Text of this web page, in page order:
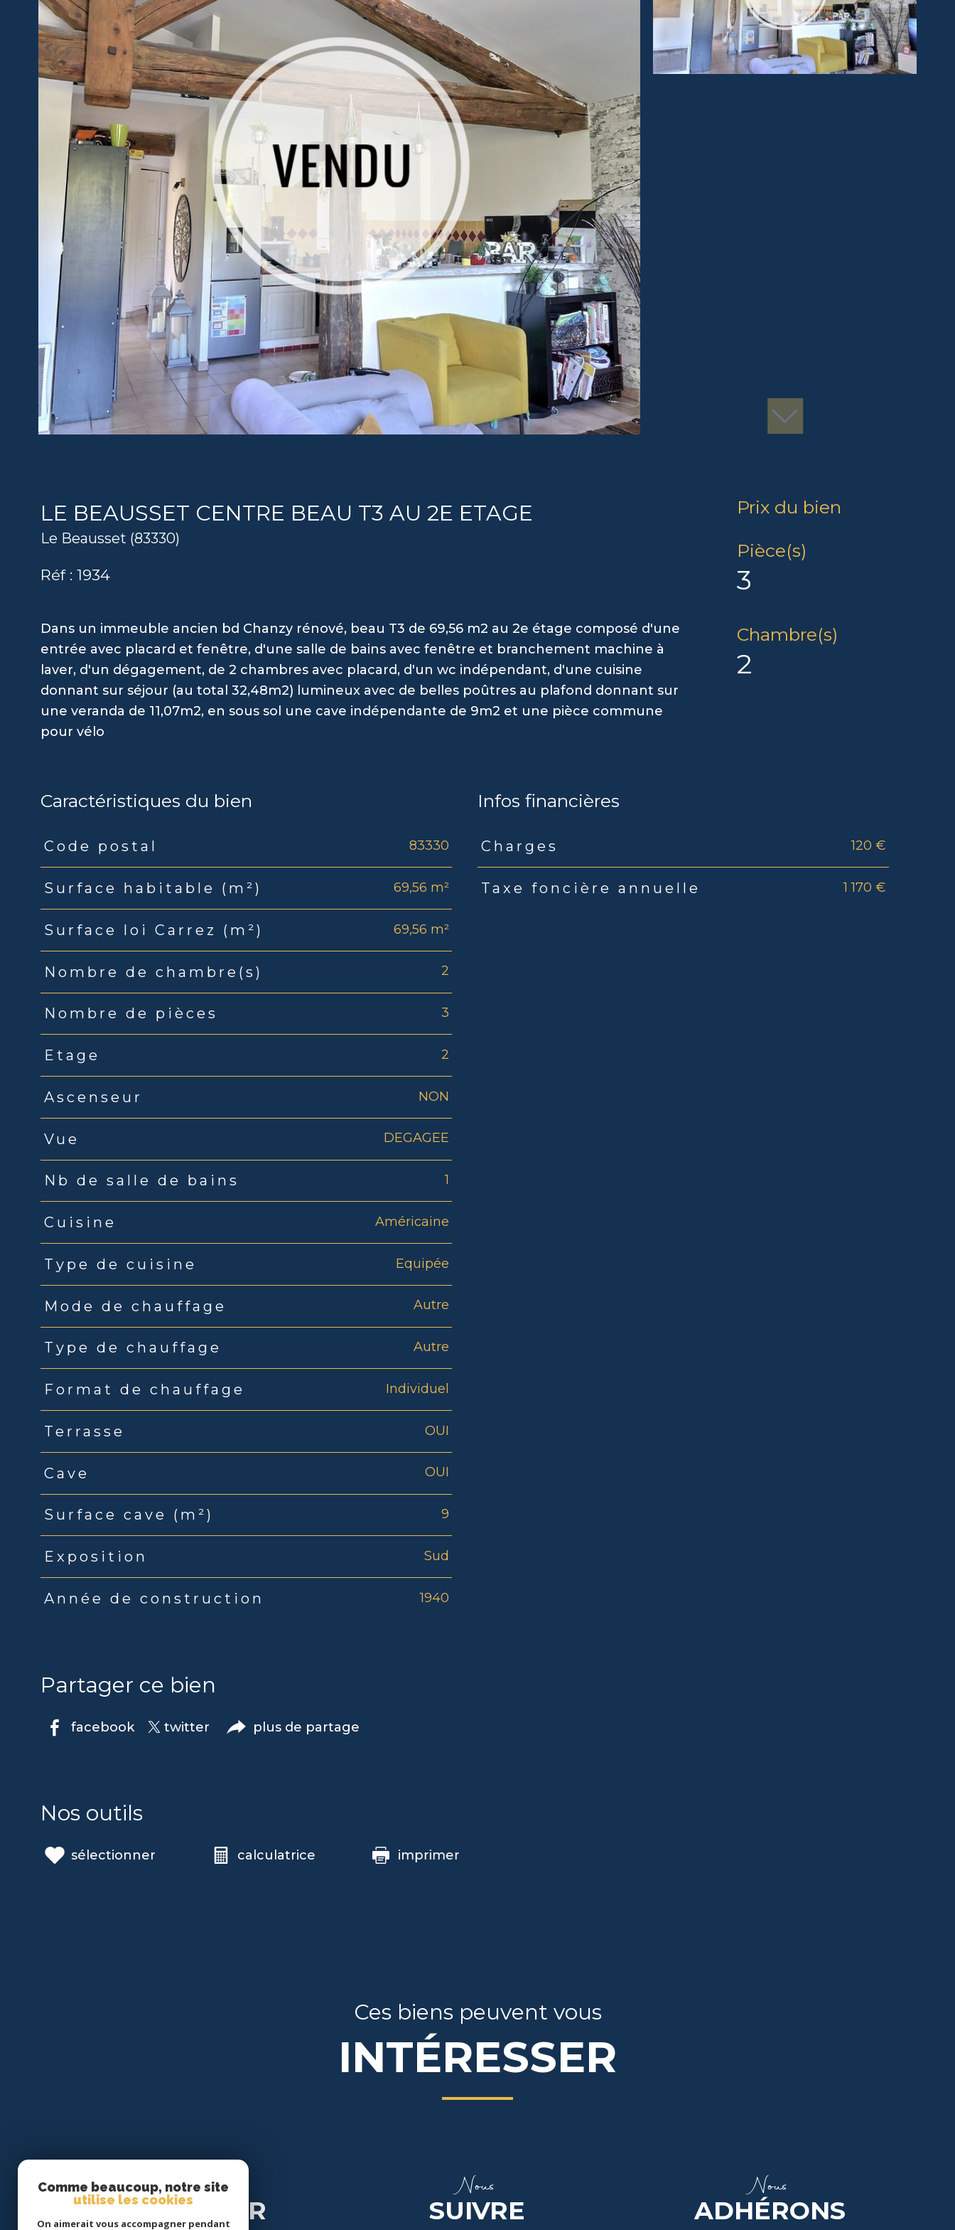
LE BEAUSSET CENTRE BEAU T3 AU 2E ETAGE
Le Beausset (83330)
Réf : 1934
Dans un immeuble ancien bd Chanzy rénové, beau T3 de 69,56 m2 au 2e étage composé d'une
entrée avec placard et fenêtre, d'une salle de bains avec fenêtre et branchement machine à
laver, d'un dégagement, de 2 chambres avec placard, d'un wc indépendant, d'une cuisine
donnant sur séjour (au total 32,48m2) lumineux avec de belles poûtres au plafond donnant sur
une veranda de 11,07m2, en sous sol une cave indépendante de 9m2 et une pièce commune
pour vélo
Prix du bien
Pièce(s)
3
Chambre(s)
2
Caractéristiques du bien
Caractéristiques
Code postal 83330
Surface habitable (m²) 69,56 m²
Surface loi Carrez (m²) 69,56 m²
Nombre de chambre(s) 2
Nombre de pièces 3
Etage 2
Ascenseur NON
Vue DEGAGEE
Nb de salle de bains 1
Cuisine Américaine
Type de cuisine Equipée
Mode de chauffage Autre
Type de chauffage Autre
Format de chauffage Individuel
Terrasse OUI
Cave OUI
Surface cave (m²) 9
Exposition Sud
Année de construction 1940
Infos financières
Caractéristiques
Charges 120 €
Taxe foncière annuelle 1 170 €
Partager ce bien
facebook twitter plus de partage
Nos outils
sélectionner calculatrice imprimer
Ces biens peuvent vous
INTÉRESSER
Se
CONNECTER
Nous
SUIVRE
Nous
ADHÉRONS
Comme beaucoup, notre site
utilise les cookies
On aimerait vous accompagner pendant